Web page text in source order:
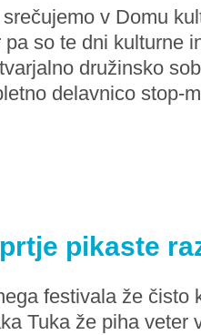
v Domu
so te dni kulturne
družinsko
delavnico stop-
pikaste
festivala že čisto
Tuka že piha veter